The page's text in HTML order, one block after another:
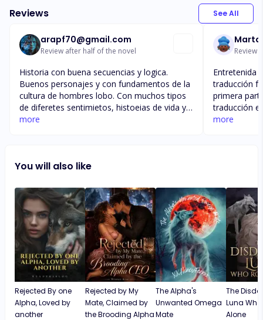
Reviews See All
arapf70@gmail.com
Review after half of the novel
Historia con buena secuencias y logica.
Buenos personajes y con fundamentos de la
cultura de hombres lobo. Con muchos tipos
de diferetes sentimietos, histoeias de vida y
tambien historias entrelazadas paea crear
cuando verdad nos hacen tenerles aversion.
pensando lo que sucedera a continuacion y a
veces nos llevamos una gran y linda
sorpresa!
more
Marta
Review
Entretenida
traducción
primera
traducción
los
Muchas
sigue así.
more
You will also like
Rejected By one
Alpha, Loved by
another
Rejected by My
Mate, Claimed by
the Brooding Alpha
The Alpha's
Unwanted Omega
Mate
The
Luna
Alone